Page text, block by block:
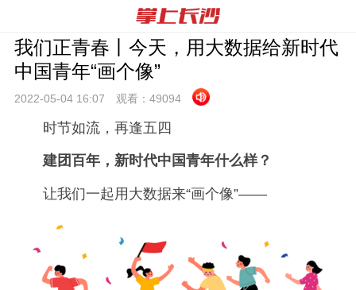
我们正青春丨今天，用大数据给新时代
中国青年“画个像”
2022-05-04 16:07 观看： 49094
时节如流，再逢五四
建团百年，新时代中国青年什么样？
让我们一起用大数据来“画个像”——